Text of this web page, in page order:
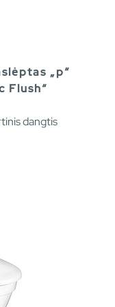
„p“
Flush“
dangtis